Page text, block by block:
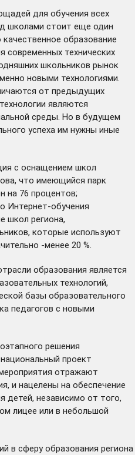
для обучения всех
школами стоит еще один
образование
современных технических
школьников рынок
новыми технологиями.
от предыдущих
являются
среды. Но в будущем
успеха им нужны иные
с оснащением школ
что имеющийся парк
на 76 процентов;
Интернет-обучения
школ региона,
которые используют
-менее 20 %.
образования является
технологий,
базы образовательного
педагогов с новыми
решения
проект
отражают
и нацелены на обеспечение
детей, независимо от того,
лицее или в небольшой
в сферу образования региона